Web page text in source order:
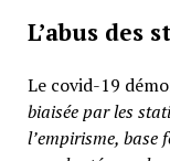
L’abus des
Le covid-19
biaisée par les
l’empirisme, base